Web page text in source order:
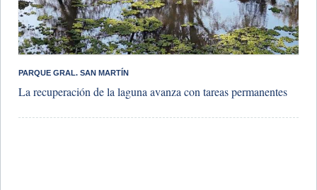
PARQUE GRAL. SAN MARTÍN
La recuperación de la laguna avanza con tareas permanentes